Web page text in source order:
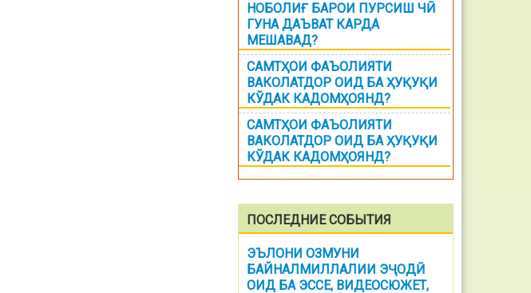
НОБОЛИҒ БАРОИ ПУРСИШ ЧӢ
ГУНА ДАЪВАТ КАРДА
МЕШАВАД?
САМТҲОИ ФАЪОЛИЯТИ
ВАКОЛАТДОР ОИД БА ҲУҚУҚИ
КЎДАК КАДОМҲОЯНД?
САМТҲОИ ФАЪОЛИЯТИ
ВАКОЛАТДОР ОИД БА ҲУҚУҚИ
КЎДАК КАДОМҲОЯНД?
ПОСЛЕДНИЕ СОБЫТИЯ
ЭЪЛОНИ ОЗМУНИ
БАЙНАЛМИЛЛАЛИИ ЭҶОДӢ
ОИД БА ЭССЕ, ВИДЕОСЮЖЕТ,